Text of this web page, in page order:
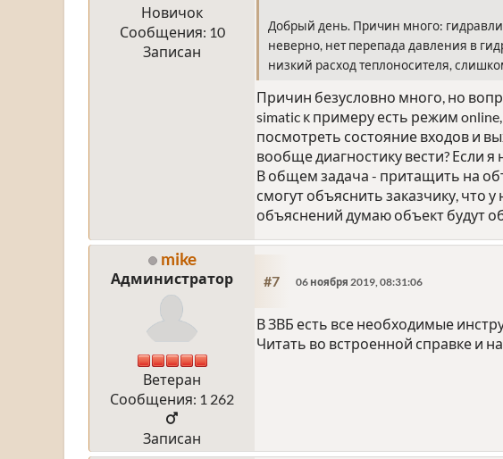
Новичок
Сообщения: 10
Записан
Добрый день. Причин много:
неверно, нет перепада давления в
низкий расход теплоносителя,
Причин безусловно много, но
simatic к примеру есть режим
посмотреть состояние входов и
вообще диагностику вести? Если
В общем задача - притащить на
смогут объяснить заказчику, что
объяснений думаю объект будут
mike
Администратор
Ветеран
Сообщения: 1 262
Записан
#7 06 ноября 2019, 08:31:06
В ЗВБ есть все необходимые
Читать во встроенной справке и